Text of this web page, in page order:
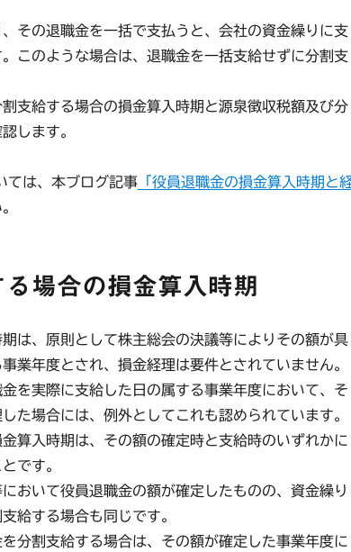
その退職金を一括で支払うと、会社の資金繰りに支
このような場合は、退職金を一括支給せずに分割支
支給する場合の損金算入時期と源泉徴収税額及び分
します。
は、本ブログ記事「役員退職金の損金算入時期と
場合の損金算入時期
は、原則として株主総会の決議等によりその額が具
業年度とされ、損金経理は要件とされていません。
を実際に支給した日の属する事業年度において、そ
た場合には、例外としてこれも認められています。
算入時期は、その額の確定時と支給時のいずれかに
です。
おいて役員退職金の額が確定したものの、資金繰り
給する場合も同じです。
分割支給する場合は、その額が確定した事業年度に